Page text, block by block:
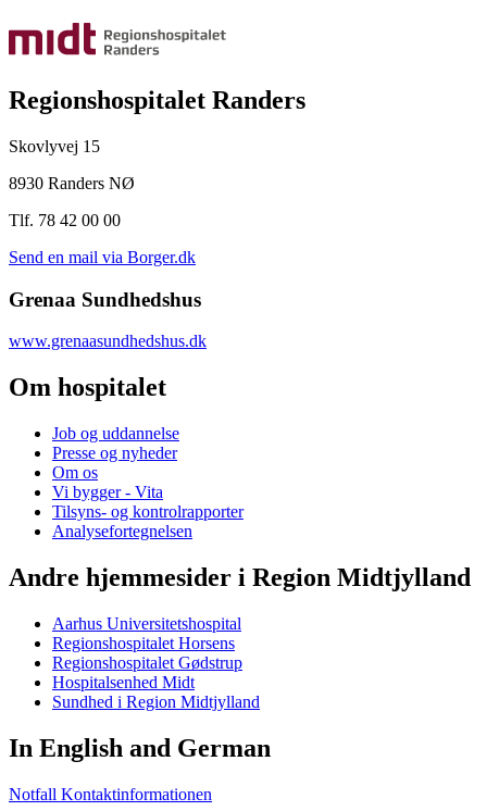
Regionshospitalet Randers
Skovlyvej 15
8930 Randers NØ
Tlf. 78 42 00 00
Send en mail via Borger.dk
Grenaa Sundhedshus
www.grenaasundhedshus.dk
Om hospitalet
Job og uddannelse
Presse og nyheder
Om os
Vi bygger - Vita
Tilsyns- og kontrolrapporter
Analysefortegnelsen
Andre hjemmesider i Region Midtjylland
Aarhus Universitetshospital
Regionshospitalet Horsens
Regionshospitalet Gødstrup
Hospitalsenhed Midt
Sundhed i Region Midtjylland
In English and German
Notfall Kontaktinformationen